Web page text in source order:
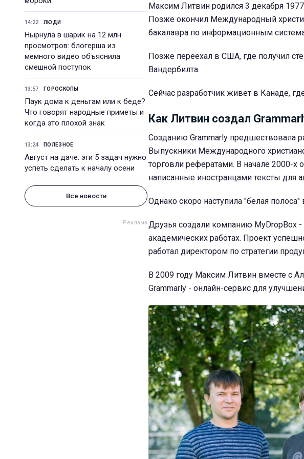
14:22 ЛЮДИ
Нырнула в шарик на 12 млн
просмотров: блогерша из
мемного видео объяснила
смешной поступок
13:57 ГОРОСКОПЫ
Паук дома к деньгам или к беде?
Что говорят народные приметы и
когда это плохой знак
13:24 ПОЛЕЗНОЕ
Август на даче: эти 5 задач нужно
успеть сделать к началу осени
Все новости
Максим Литвин родился 3 декабря
Позже окончил Международный
бакалавра по информационным
Позже переехал в США, где получил
Вандербилта.
Сейчас разработчик живет в Канаде,
Как Литвин создал
Созданию Grammarly предшествовала
Выпускники Международного
торговли рефератами. В начале 2000-х
написанные иностранцами тексты для
Однако скоро наступила "белая полоса"
Друзья создали компанию MyDropBox
академических работах. Проект
работал директором по стратегии
В 2009 году Максим Литвин вместе с
Grammarly - онлайн-сервис для